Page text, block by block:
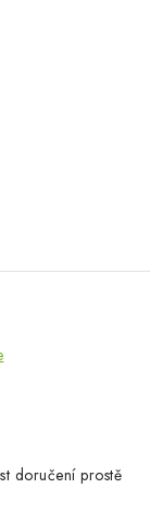
doručení prostě